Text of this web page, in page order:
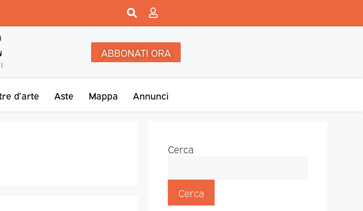
ABBONATI ORA
d’arte Aste Mappa Annunci
Cerca
Cerca